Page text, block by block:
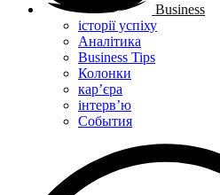
Business
історії успіху
Аналітика
Business Tips
Колонки
кар’єра
інтерв’ю
Cобытия